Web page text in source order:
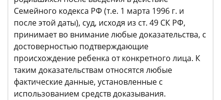
Семейного кодекса РФ (т.е. 1 марта 1996 г. и
после этой даты), суд, исходя из ст. 49 СК РФ,
принимает во внимание любые доказательства, с
достоверностью подтверждающие
происхождение ребенка от конкретного лица. К
таким доказательствам относятся любые
фактические данные, установленные с
использованием средств доказывания.